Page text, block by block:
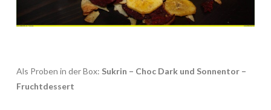
Als Proben in der Box: Sukrin – Choc Dark und Sonnentor –
Fruchtdessert